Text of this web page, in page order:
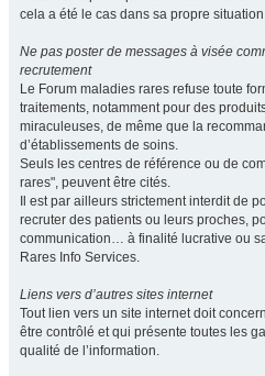
cela a été le cas dans sa propre
Ne pas poster de messages à visée
recrutement
Le Forum maladies rares refuse toute
traitements, notamment pour des
miraculeuses, de même que la
d’établissements de soins.
Seuls les centres de référence ou de
rares", peuvent être cités.
Il est par ailleurs strictement interdit de
recruter des patients ou leurs proches,
communication… à finalité lucrative ou
Rares Info Services.
Liens vers d’autres sites internet
Tout lien vers un site internet doit
être contrôlé et qui présente toutes les
qualité de l’information.